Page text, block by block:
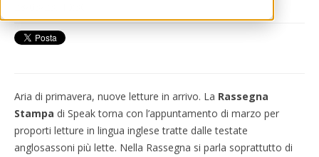
Aria di primavera, nuove letture in arrivo. La Rassegna
Stampa di Speak torna con l’appuntamento di marzo per
proporti letture in lingua inglese tratte dalle testate
anglosassoni più lette. Nella Rassegna si parla soprattutto di